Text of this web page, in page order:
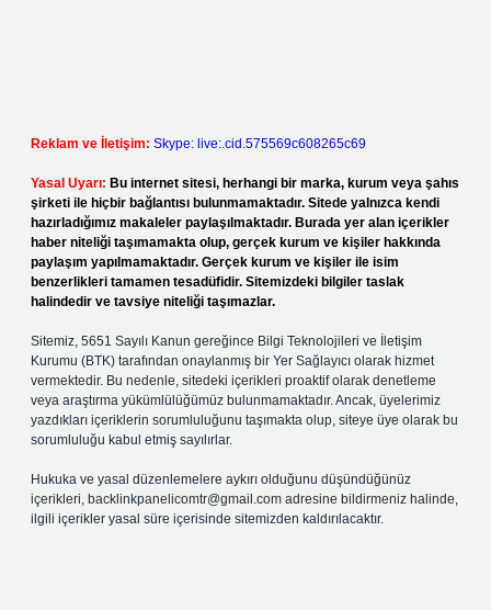
Reklam ve İletişim: Skype: live:.cid.575569c608265c69
Yasal Uyarı: Bu internet sitesi, herhangi bir marka, kurum veya şahıs
şirketi ile hiçbir bağlantısı bulunmamaktadır. Sitede yalnızca kendi
hazırladığımız makaleler paylaşılmaktadır. Burada yer alan içerikler
haber niteliği taşımamakta olup, gerçek kurum ve kişiler hakkında
paylaşım yapılmamaktadır. Gerçek kurum ve kişiler ile isim
benzerlikleri tamamen tesadüfidir. Sitemizdeki bilgiler taslak
halindedir ve tavsiye niteliği taşımazlar.
Sitemiz, 5651 Sayılı Kanun gereğince Bilgi Teknolojileri ve İletişim
Kurumu (BTK) tarafından onaylanmış bir Yer Sağlayıcı olarak hizmet
vermektedir. Bu nedenle, sitedeki içerikleri proaktif olarak denetleme
veya araştırma yükümlülüğümüz bulunmamaktadır. Ancak, üyelerimiz
yazdıkları içeriklerin sorumluluğunu taşımakta olup, siteye üye olarak bu
sorumluluğu kabul etmiş sayılırlar.
Hukuka ve yasal düzenlemelere aykırı olduğunu düşündüğünüz
içerikleri, backlinkpanelicomtr@gmail.com adresine bildirmeniz halinde,
ilgili içerikler yasal süre içerisinde sitemizden kaldırılacaktır.